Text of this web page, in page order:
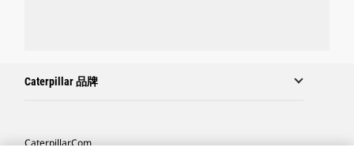
Caterpillar 品牌
Caterpillar.com